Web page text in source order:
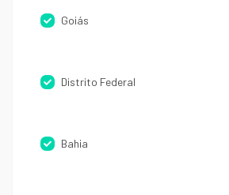
Goiás
Distrito Federal
Bahia